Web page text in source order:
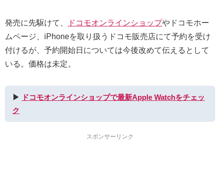
発売に先駆けて、 ドコモオンラインショップやドコモホー
ムページ、iPhoneを取り扱うドコモ販売店にて予約を受け
付けるが、予約開始日については今後改めて伝えるとして
いる。価格は未定。
▶︎
ドコモオンラインショップで最新Apple Watchをチェッ
ク
スポンサーリンク